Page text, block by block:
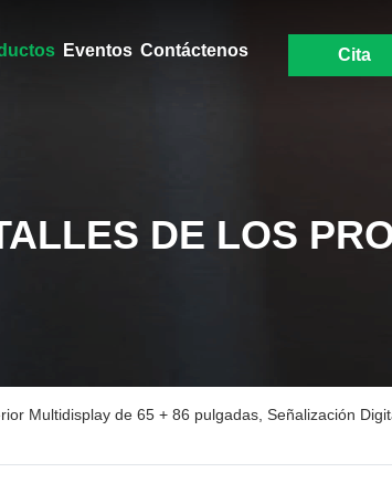
Eventos Contáctenos Cita
DE LOS
Multidisplay de 65 + 86 pulgadas, Señalización